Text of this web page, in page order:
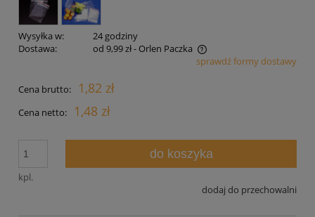
Wysyłka w:
24 godziny
Dostawa:
od 9,99 zł- Orlen Paczka
Cena nie zawiera ewentualnych kosztów płatnościsprawdź formy dostawy
Cena brutto: 1,82 zł
Cena netto: 1,48 zł
kpl.
do koszyka
dodaj do przechowalni